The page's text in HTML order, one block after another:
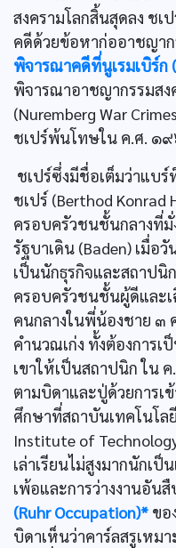
สงครามโลกสิ้นสุดลง ช
คดีด้วยข้อหาก่ออาชญา
พิจารณาคดีที่นูเรมเบิร์ก
พิจารณาอาชญากรรมสง
(Nuremberg War
ชเปร์พ้นโทษใน ค.ศ. ๑
ชเปร์ซึ่งมีชื่อเต็มว่าแบ
ชเปร์ (Berthod Konrad
ครอบครัวชนชั้นกลางที่มั่
รัฐบาเดิน (Baden) เมื่
เป็นนักธุรกิจและสถาปนิ
ครอบครัวชนชั้นผู้ดีและเ
คนกลางในพี่น้องชาย ๓
คำนวณเก่ง ทั้งต้องการ
เขาให้เป็นสถาปนิก ใน
ตามบิดาและปู่ด้วยการเ
ศึกษาที่สถาบันเทคโนโล
Institute of
เล่าเรียนไม่สูงมากนักเ
เพ้อและการว่างงานอันสื
(Ruhr Occupation)* ขอ
บิดาเห็นว่าคาร์ลสรูเหม